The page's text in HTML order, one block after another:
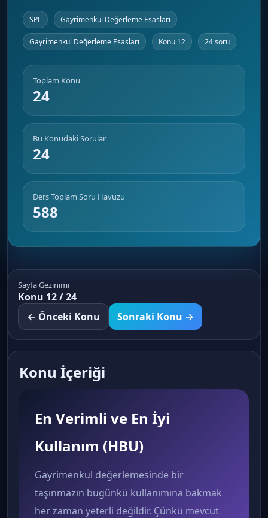
SPL Gayrimenkul Değerleme Esasları
Gayrimenkul Değerleme Esasları Konu 12 24 soru
Toplam Konu
24
Bu Konudaki Sorular
24
Ders Toplam Soru Havuzu
588
Sayfa Gezinimi
Konu 12 / 24
← Önceki Konu
Sonraki Konu →
Konu İçeriği
En Verimli ve En İyi
Kullanım (HBU)
Gayrimenkul değerlemesinde bir
taşınmazın bugünkü kullanımına bakmak
her zaman yeterli değildir. Çünkü mevcut